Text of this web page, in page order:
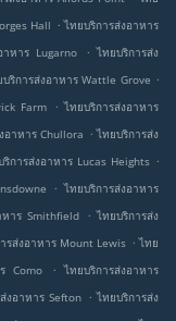
Hall . ไทยบริการส่งอาหาร
าหาร Lugarno . ไทยบริการส่ง
ริการส่งอาหาร Wattle Grove .
Farm . ไทยบริการส่งอาหาร
อาหาร Chullora . ไทยบริการส่ง
ริการส่งอาหาร Lucas Heights .
. ไทยบริการส่งอาหาร
หาร Smithfield . ไทยบริการส่ง
รส่งอาหาร Mount Lewis . ไทย
Como . ไทยบริการส่งอาหาร
งอาหาร Sefton . ไทยบริการส่ง